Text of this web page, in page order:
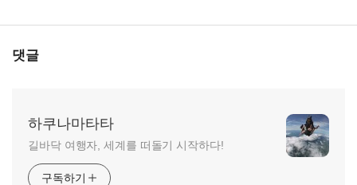
댓글
하쿠나마타타
길바닥 여행자, 세계를 떠돌기 시작하다!
구독하기